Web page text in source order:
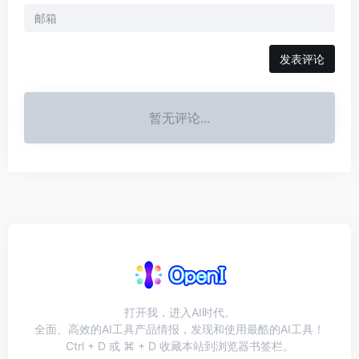
发表评论
暂无评论...
打开我，进入AI时代。
全面、高效的AI工具产品情报，发现和使用最酷的AI工具！
Ctrl + D 或 ⌘ + D 收藏本站到浏览器书签栏。